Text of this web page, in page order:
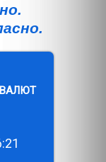
ВАЛЮТ